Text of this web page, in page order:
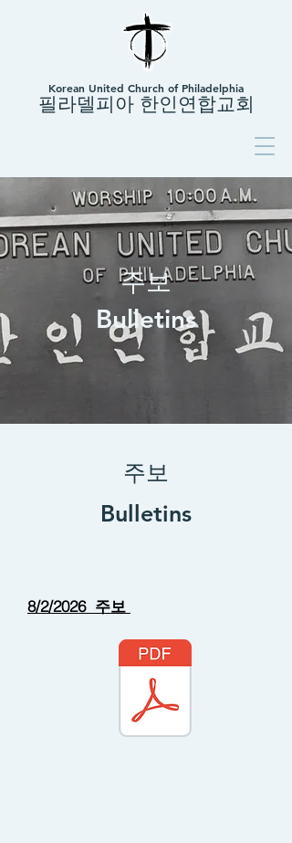
Korean United Church of Philadelphia
필라델피아 한인연합교회
주보
Bulletins
주보
Bulletins
8/2/2026 주보